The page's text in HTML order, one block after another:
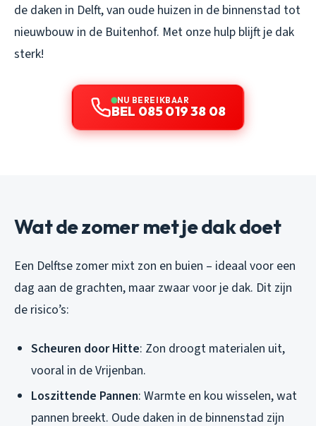
de daken in Delft, van oude huizen in de binnenstad tot
nieuwbouw in de Buitenhof. Met onze hulp blijft je dak
sterk!
NU BEREIKBAAR
BEL 085 019 38 08
Wat de zomer met je dak doet
Een Delftse zomer mixt zon en buien – ideaal voor een
dag aan de grachten, maar zwaar voor je dak. Dit zijn
de risico’s:
Scheuren door Hitte: Zon droogt materialen uit,
vooral in de Vrijenban.
Loszittende Pannen: Warmte en kou wisselen, wat
pannen breekt. Oude daken in de binnenstad zijn